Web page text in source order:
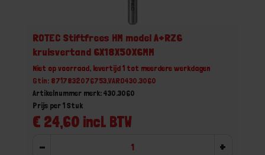
ROTEC Stiftfrees HM model A+RZ6
kruisvertand 6X18X50X6MM
Niet op voorraad, levertijd 1 tot meerdere werkdagen
Gtin: 8717832076753,VARO430.3060
Artikelnummer merk: 430.3060
€ 24,60 incl. BTW
Prijs per 1 Stuk
- +